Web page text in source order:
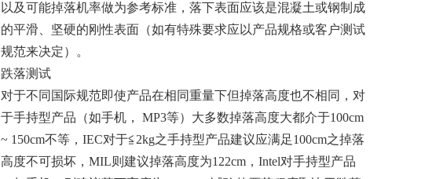
以及可能掉落机率做为参考标准，落下表面应该是混凝土或钢制成
的平滑、坚硬的刚性表面（如有特殊要求应以产品规格或客户测试
规范来决定）。
跌落测试
对于不同国际规范即使产品在相同重量下但掉落高度也不相同，对
于手持型产品（如手机，
MP3等）大多数掉落高度大都介于100cm
~ 150cm不等，IEC对于≦2kg之手持型产品建议应满足100cm之掉落
高度不可损坏，MIL则建议掉落高度为122cm，Intel对手持型产品